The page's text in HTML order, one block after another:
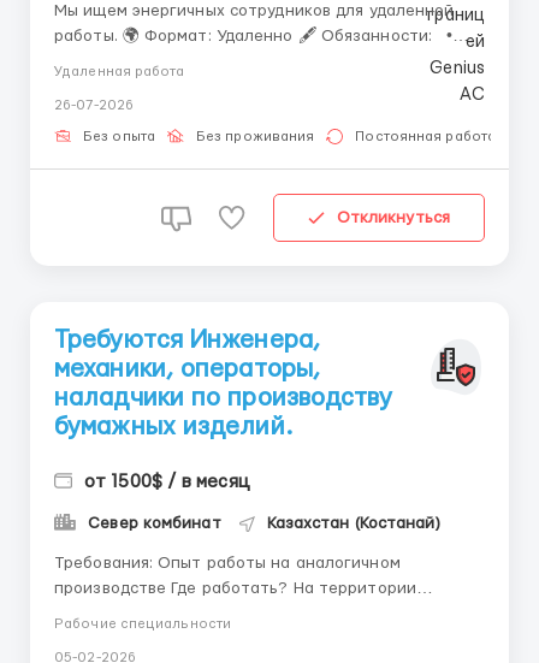
Мы ищем энергичных сотрудников для удаленной
работы. 🌍 Формат: Удаленно 🖋️ Обязанности: •
Переписка с пользователями • Поддержание
ПК / ноутбук и стабильный интернет • Базовый
английский (...
Удаленная работа
26-07-2026
Без опыта Без проживания Постоянная работа
Откликнуться
Требуются Инженера,
механики, операторы,
наладчики по производству
бумажных изделий.
от 1500$ / в месяц
Север комбинат Казахстан (Костанай)
Требования: Опыт работы на аналогичном
производстве Где работать? На территории
работодателя Условия работы: 5/2, 6/1 Проживание
Рабочие специальности
05-02-2026